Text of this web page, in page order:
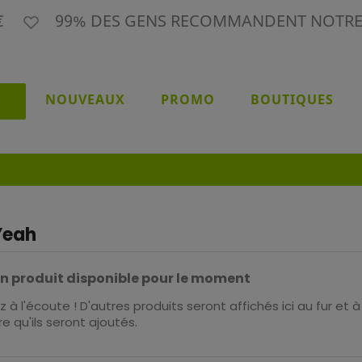
99% DES GENS RECOMMANDENT
NOUVEAUX PROMO BOUTIQUES
produit disponible pour le moment
à l'écoute ! D'autres produits seront affichés ici au fur et à
qu'ils seront ajoutés.